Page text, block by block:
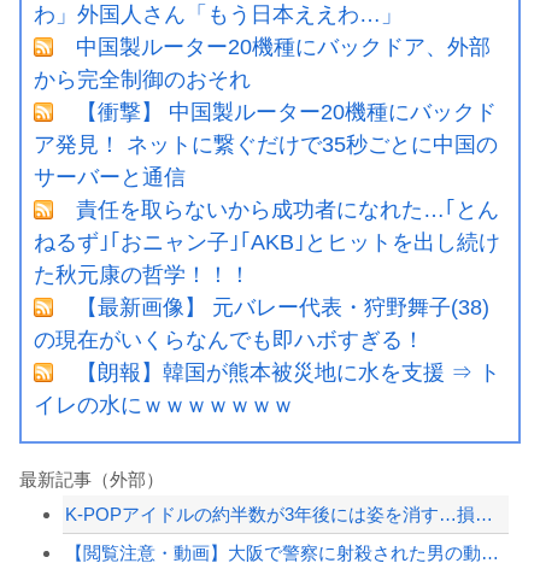
わ」外国人さん「もう日本ええわ…」
中国製ルーター20機種にバックドア、外部
から完全制御のおそれ
【衝撃】 中国製ルーター20機種にバックド
ア発見！ ネットに繋ぐだけで35秒ごとに中国の
サーバーと通信
責任を取らないから成功者になれた…｢とん
ねるず｣｢おニャン子｣｢AKB｣とヒットを出し続け
た秋元康の哲学！！！
【最新画像】 元バレー代表・狩野舞子(38)
の現在がいくらなんでも即ハボすぎる！
【朗報】韓国が熊本被災地に水を支援 ⇒ ト
イレの水にｗｗｗｗｗｗｗ
最新記事（外部）
K-POPアイドルの約半数が3年後には姿を消す…損益分岐点突破は4％未満
【閲覧注意・動画】大阪で警察に射殺された男の動画、エグい 撃たれてから叫びながら...